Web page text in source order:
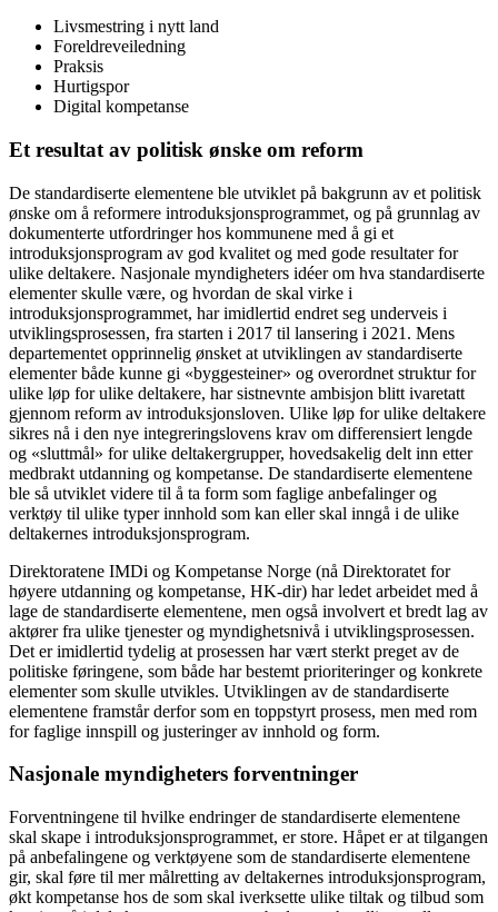
Livsmestring i nytt land
Foreldreveiledning
Praksis
Hurtigspor
Digital kompetanse
Et resultat av politisk ønske om reform
De standardiserte elementene ble utviklet på bakgrunn av et politisk
ønske om å reformere introduksjonsprogrammet, og på grunnlag av
dokumenterte utfordringer hos kommunene med å gi et
introduksjonsprogram av god kvalitet og med gode resultater for
ulike deltakere. Nasjonale myndigheters idéer om hva standardiserte
elementer skulle være, og hvordan de skal virke i
introduksjonsprogrammet, har imidlertid endret seg underveis i
utviklingsprosessen, fra starten i 2017 til lansering i 2021. Mens
departementet opprinnelig ønsket at utviklingen av standardiserte
elementer både kunne gi «byggesteiner» og overordnet struktur for
ulike løp for ulike deltakere, har sistnevnte ambisjon blitt ivaretatt
gjennom reform av introduksjonsloven. Ulike løp for ulike deltakere
sikres nå i den nye integreringslovens krav om differensiert lengde
og «sluttmål» for ulike deltakergrupper, hovedsakelig delt inn etter
medbrakt utdanning og kompetanse. De standardiserte elementene
ble så utviklet videre til å ta form som faglige anbefalinger og
verktøy til ulike typer innhold som kan eller skal inngå i de ulike
deltakernes introduksjonsprogram.
Direktoratene IMDi og Kompetanse Norge (nå Direktoratet for
høyere utdanning og kompetanse, HK-dir) har ledet arbeidet med å
lage de standardiserte elementene, men også involvert et bredt lag av
aktører fra ulike tjenester og myndighetsnivå i utviklingsprosessen.
Det er imidlertid tydelig at prosessen har vært sterkt preget av de
politiske føringene, som både har bestemt prioriteringer og konkrete
elementer som skulle utvikles. Utviklingen av de standardiserte
elementene framstår derfor som en toppstyrt prosess, men med rom
for faglige innspill og justeringer av innhold og form.
Nasjonale myndigheters forventninger
Forventningene til hvilke endringer de standardiserte elementene
skal skape i introduksjonsprogrammet, er store. Håpet er at tilgangen
på anbefalingene og verktøyene som de standardiserte elementene
gir, skal føre til mer målretting av deltakernes introduksjonsprogram,
økt kompetanse hos de som skal iverksette ulike tiltak og tilbud som